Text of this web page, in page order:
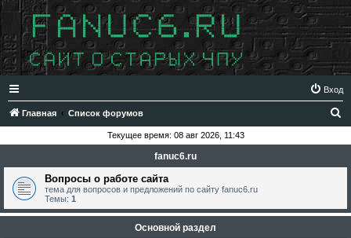
Вход
Главная Список форумов
с
Текущее время: 08 авг 2026, 11:43
fanuc6.ru
Вопросы о работе сайта
тема для вопросов и предложений по сайту fanuc6.ru
Темы: 1
Основной раздел